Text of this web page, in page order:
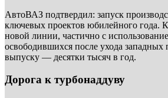
АвтоВАЗ подтвердил: запуск
ключевых проектов юбилейного года.
новой линии, частично с
освободившихся после ухода
выпуску — десятки тысяч в год.
Дорога к турбонаддуву